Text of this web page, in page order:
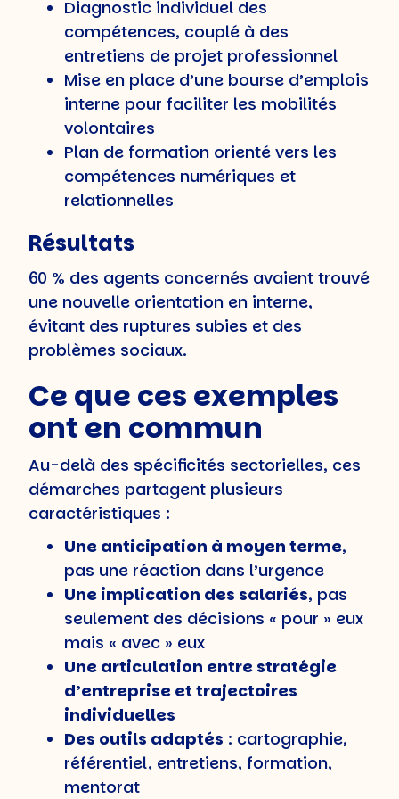
Diagnostic individuel des
compétences, couplé à des
entretiens de projet professionnel
Mise en place d’une bourse d’emplois
interne pour faciliter les mobilités
volontaires
Plan de formation orienté vers les
compétences numériques et
relationnelles
Résultats
60 % des agents concernés avaient trouvé
une nouvelle orientation en interne,
évitant des ruptures subies et des
problèmes sociaux.
Ce que ces exemples
ont en commun
Au-delà des spécificités sectorielles, ces
démarches partagent plusieurs
caractéristiques :
Une anticipation à moyen terme,
pas une réaction dans l’urgence
Une implication des salariés, pas
seulement des décisions « pour » eux
mais « avec » eux
Une articulation entre stratégie
d’entreprise et trajectoires
individuelles
Des outils adaptés : cartographie,
référentiel, entretiens, formation,
mentorat